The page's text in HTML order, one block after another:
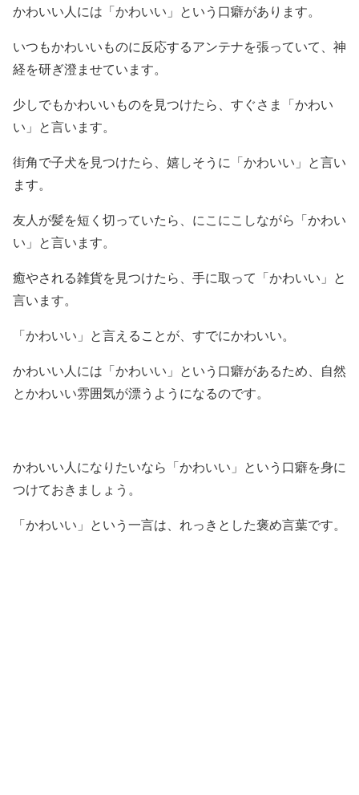
かわいい人には「かわいい」という口癖があります。
いつもかわいいものに反応するアンテナを張っていて、神
経を研ぎ澄ませています。
少しでもかわいいものを見つけたら、すぐさま「かわい
い」と言います。
街角で子犬を見つけたら、嬉しそうに「かわいい」と言い
ます。
友人が髪を短く切っていたら、にこにこしながら「かわい
い」と言います。
癒やされる雑貨を見つけたら、手に取って「かわいい」と
言います。
「かわいい」と言えることが、すでにかわいい。
かわいい人には「かわいい」という口癖があるため、自然
とかわいい雰囲気が漂うようになるのです。
かわいい人になりたいなら「かわいい」という口癖を身に
つけておきましょう。
「かわいい」という一言は、れっきとした褒め言葉です。